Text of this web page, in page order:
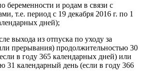
беременности и родам в связи с
т.е. период с 19 декабря 2016 г. по 1
дней);
выхода из отпуска по уходу за
прерывания) продолжительностью 30
в году 365 календарных дней) или
31 календарный день (если в году 366